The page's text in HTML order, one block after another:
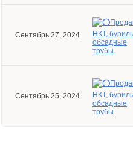
Сентябрь 27, 2024
Сентябрь 25, 2024